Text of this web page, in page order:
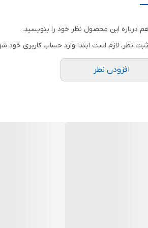
درباره این محصول نظر خود را بنویسید.
نظر، لازم است ابتدا وارد حساب کاربری خود
افزودن نظر